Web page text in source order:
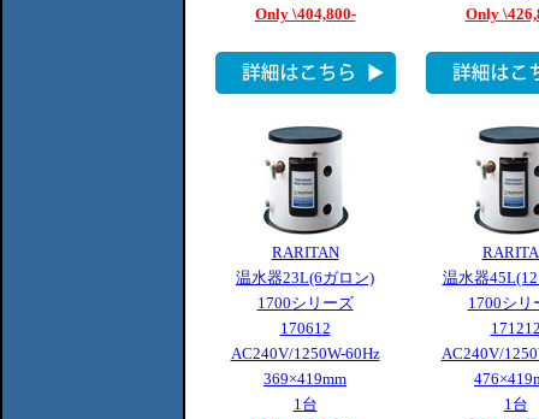
Only \404,800-
Only
RARITAN
温水器23L(6ガロン)
1700シリーズ
170612
AC240V/1250W-60Hz
369×419mm
1台
温水器
1700シリ
AC240V/
1台